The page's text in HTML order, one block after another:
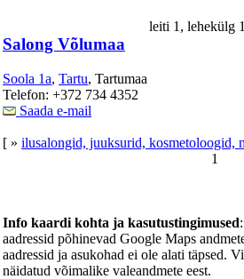
leiti 1,
Salong Võlumaa
Soola 1a, Tartu, Tartumaa
Telefon: +372 734 4352
Saada e-mail
[ » ilusalongid, juuksurid, kosmetoloogid,
1
Info kaardi kohta ja kasutustingimused
aadressid põhinevad Google Maps
aadressid ja asukohad ei ole alati täpsed.
näidatud võimalike valeandmete eest.